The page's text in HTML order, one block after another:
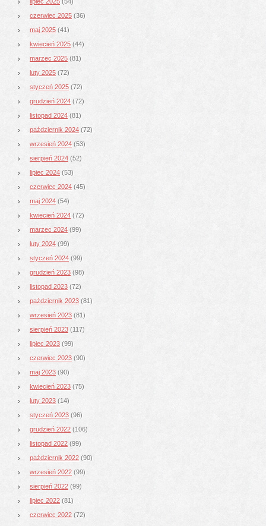
czerwiec 2025 (36)
maj 2025 (41)
kwiecień 2025 (44)
marzec 2025 (81)
luty 2025 (72)
styczeń 2025 (72)
grudzień 2024 (72)
listopad 2024 (81)
październik 2024 (72)
wrzesień 2024 (53)
sierpień 2024 (52)
lipiec 2024 (53)
czerwiec 2024 (45)
maj 2024 (54)
kwiecień 2024 (72)
marzec 2024 (99)
luty 2024 (99)
styczeń 2024 (99)
grudzień 2023 (98)
listopad 2023 (72)
październik 2023 (81)
wrzesień 2023 (81)
sierpień 2023 (117)
lipiec 2023 (99)
czerwiec 2023 (90)
maj 2023 (90)
kwiecień 2023 (75)
luty 2023 (14)
styczeń 2023 (96)
grudzień 2022 (106)
listopad 2022 (99)
październik 2022 (90)
wrzesień 2022 (99)
sierpień 2022 (99)
lipiec 2022 (81)
czerwiec 2022 (72)